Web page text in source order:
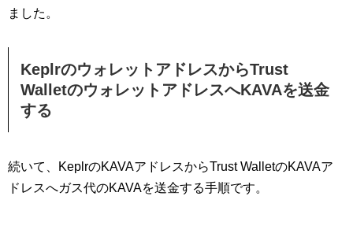
ました。
KeplrのウォレットアドレスからTrust
WalletのウォレットアドレスへKAVAを送金
する
続いて、KeplrのKAVAアドレスからTrust WalletのKAVAア
ドレスへガス代のKAVAを送金する手順です。